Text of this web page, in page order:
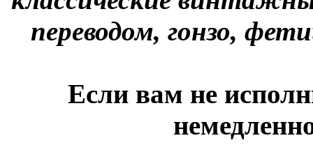
переводом, гонзо,
Если вам не